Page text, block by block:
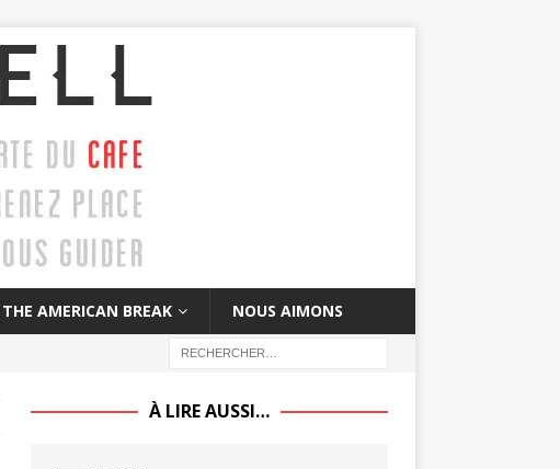
THE AMERICAN BREAK NOUS AIMONS
À LIRE AUSSI…